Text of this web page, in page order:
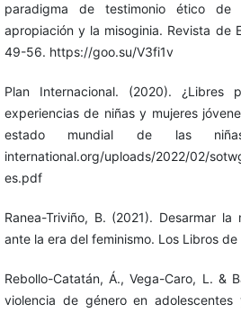
paradigma de testimonio ético
apropiación y la misoginia. Revista de
49-56. https://goo.su/V3fi1v
Plan Internacional. (2020). ¿Libres
experiencias de niñas y mujeres
estado mundial de las
international.org/uploads/2022/02/
es.pdf
Ranea-Triviño, B. (2021). Desarmar la
ante la era del feminismo. Los Libros de
Rebollo-Catatán, Á., Vega-Caro, L. &
violencia de género en